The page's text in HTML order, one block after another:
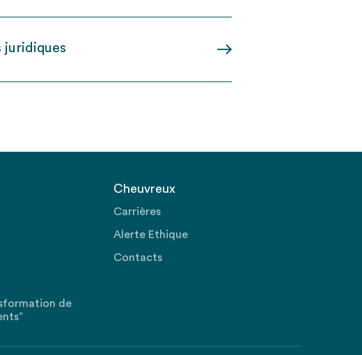
juridiques
de
Cheuvreux
Carrières
Alerte Ethique
Contacts